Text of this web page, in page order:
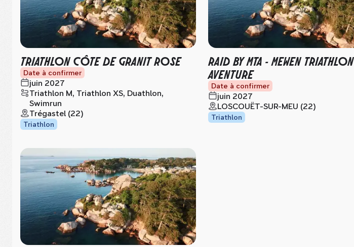
TRIATHLON CÔTE DE GRANIT ROSE
Date à confirmer
juin 2027
Triathlon M, Triathlon XS, Duathlon,
Swimrun
Trégastel (22)
Triathlon
RAID BY MTA - MEWEN TRIATHLON
AVENTURE
Date à confirmer
juin 2027
LOSCOUËT-SUR-MEU (22)
Triathlon